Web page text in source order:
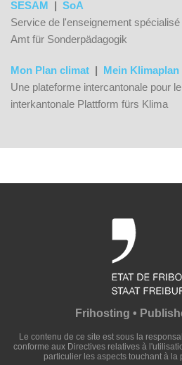
SESAM | SoA
Service de l'enseignement
Amt für Sonderpädagogik
Mon Plan climat | Mein Klimaplan
Une plateforme intercantonale pour
interkantonale Plattform fürs Klima